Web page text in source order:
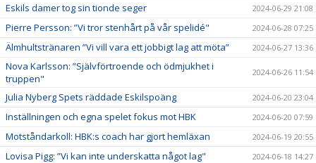
Eskils damer tog sin tionde seger 2024-06-29 21:08
Pierre Persson: ”Vi tror stenhårt på vår spelidé" 2024-06-28 07:25
Älmhultstränaren ”Vi vill vara ett jobbigt lag att möta” 2024-06-27 13:36
Nova Karlsson: ”Självförtroende och ödmjukhet i
truppen"
2024-06-26 11:54
Julia Nyberg Spets räddade Eskilspoäng 2024-06-20 23:04
Inställningen och egna spelet fokus mot HBK 2024-06-20 07:59
Motståndarkoll: HBK:s coach har gjort hemläxan 2024-06-19 20:55
Lovisa Pigg: ”Vi kan inte underskatta något lag" 2024-06-18 14:27